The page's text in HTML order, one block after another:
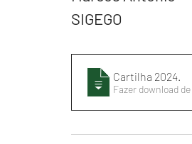
SIGEGO
Cartilha 2024